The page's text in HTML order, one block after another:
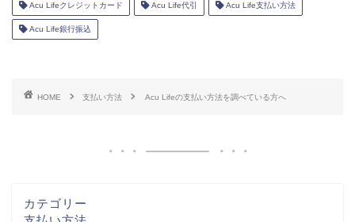
Acu Lifeクレジットカード Acu Life代引 Acu Life支払い方法
Acu Life銀行振込
HOME 支払い方法 Acu Lifeの支払い方法を調べている方へ
カテゴリー